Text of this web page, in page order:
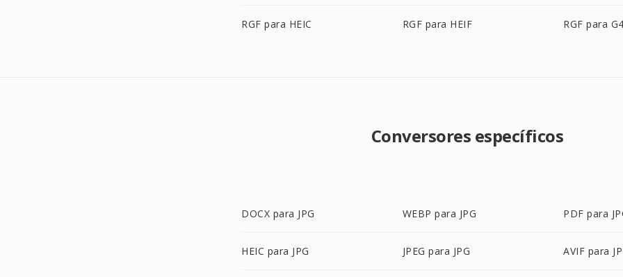
RGF para HEIC RGF para HEIF RGF para
Conversores específicos
DOCX para JPG WEBP para JPG PDF para
HEIC para JPG JPEG para JPG AVIF para